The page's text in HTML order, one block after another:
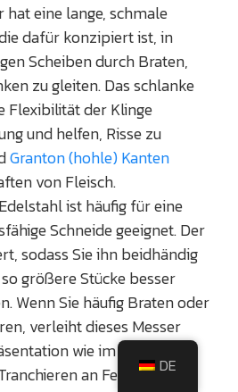
hat eine lange, schmale
dafür konzipiert ist, in
Scheiben durch Braten,
zu gleiten. Das schlanke
Flexibilität der Klinge
und helfen, Risse zu
Granton (hohle) Kanten
von Fleisch.
ist häufig für eine
Schneide geeignet. Der
sodass Sie ihn beidhändig
größere Stücke besser
Wenn Sie häufig Braten oder
verleiht dieses Messer
wie im Restaurant
an Feiertagen
DE